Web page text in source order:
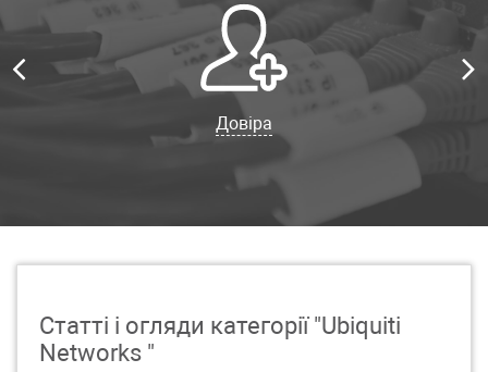
Довіра
Статті і огляди категорії "Ubiquiti
Networks "